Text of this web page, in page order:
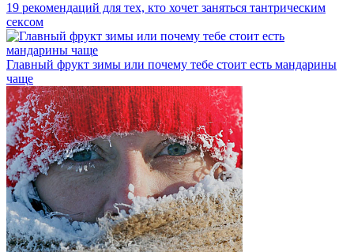
19 рекомендаций для тех, кто хочет заняться тантрическим
сексом
Главный фрукт зимы или почему тебе стоит есть мандарины
чаще